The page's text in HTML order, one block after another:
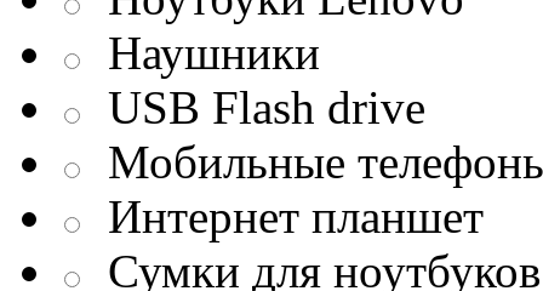
Наушники
USB Flash drive
Мобильные
Интернет планшет
Сумки для